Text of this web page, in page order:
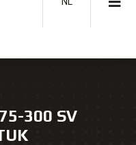
300 SV